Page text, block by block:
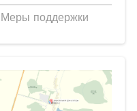
Меры поддержки